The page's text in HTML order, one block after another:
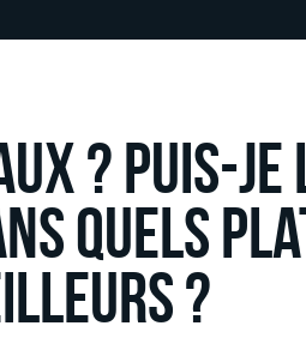
? Puis-
quels
?